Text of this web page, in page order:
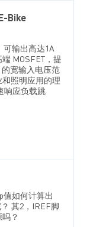
Bike
可输出高达1A
MOSFET，提
的宽输入电压范
照明应用的理
响应负载跳
值如何计算出
其2，IREF脚
？